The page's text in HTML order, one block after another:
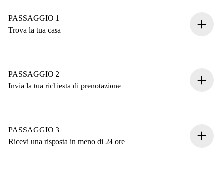
PASSAGGIO 1
Trova la tua casa
Hai tutte le informazioni necessarie in anticipo.
PASSAGGIO 2
Invia la tua richiesta di prenotazione
non accetta.
PASSAGGIO 3
Ricevi una risposta in meno di 24 ore